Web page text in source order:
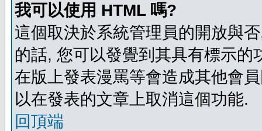
我可以使用 HTML 嗎?
這個取決於系統管理員的開放與
的話, 您可以發覺到其具有標示
在版上發表漫罵等會造成其他會
以在發表的文章上取消這個功能.
回頂端